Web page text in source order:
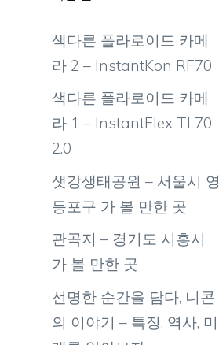
색다른 폴라로이드 카메
라 2 – InstantKon RF70
색다른 폴라로이드 카메
라 1 – InstantFlex TL70
2.0
샛강생태공원 – 서울시 영
등포구 가 볼 만한 곳
관곡지 – 경기도 시흥시
가 볼 만한 곳
선명한 순간을 담다, 니콘
의 이야기 – 특징, 역사, 미